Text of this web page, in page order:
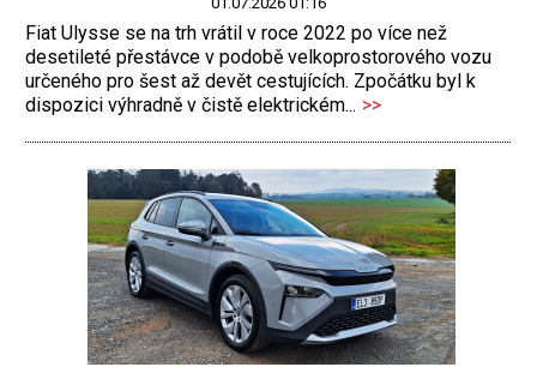
Fiat Ulysse se na trh vrátil v roce 2022 po více než
desetileté přestávce v podobě velkoprostorového vozu
určeného pro šest až devět cestujících. Zpočátku byl k
dispozici výhradně v čistě elektrickém... >>